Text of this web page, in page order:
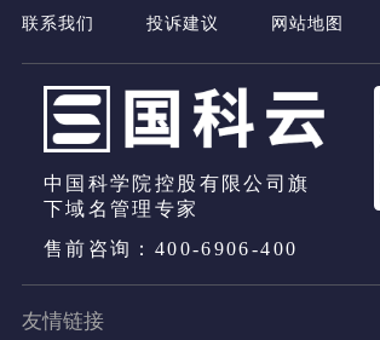
联系我们
投诉建议 网站地图
中国科学院控股有限公司旗
下域名管理专家
售前咨询：400-6906-400
友情链接